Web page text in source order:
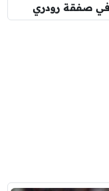
في صفقة رودري